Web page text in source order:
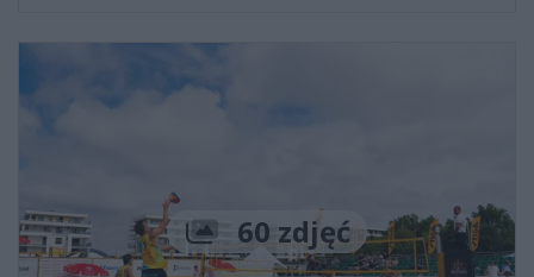
Liczba zdjęć
60 zdjęć